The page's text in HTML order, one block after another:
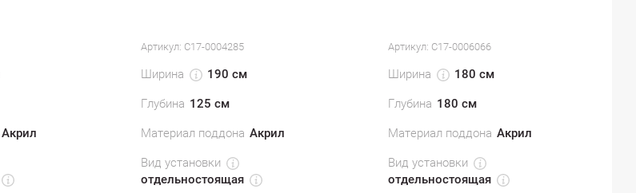
Акрил
Артикул: С17-0004285
Ширина 190 см
Глубина 125 см
Материал поддона Акрил
Вид установки
отдельностоящая
Артикул: С17-0006066
Ширина 180 см
Глубина 180 см
Материал поддона Акрил
Вид установки
отдельностоящая